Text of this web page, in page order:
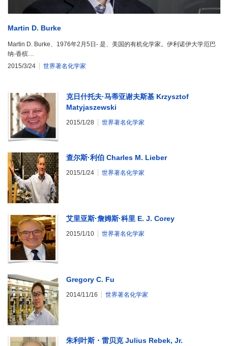
Martin D. Burke
Martin D. Burke、1976年2月5日- 是、美国的有机化学家。伊利诺伊大学厄巴
纳-香槟…
2015/3/24
世界著名化学家
克日什托夫·马蒂亚谢夫斯基 Krzysztof
Matyjaszewski
2015/1/28 世界著名化学家
查尔斯·利伯 Charles M. Lieber
2015/1/24 世界著名化学家
艾里亚斯·詹姆斯·科里 E. J. Corey
2015/1/10 世界著名化学家
Gregory C. Fu
2014/11/16 世界著名化学家
朱利叶斯・雷贝克 Julius Rebek, Jr.